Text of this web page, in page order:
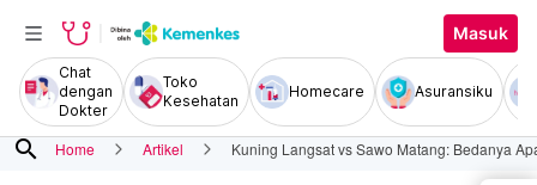
Masuk
Chat
dengan
Dokter
Toko
Kesehatan
Homecare Asuransiku
search Home Artikel Kuning Langsat vs Sawo Matang: Bedanya